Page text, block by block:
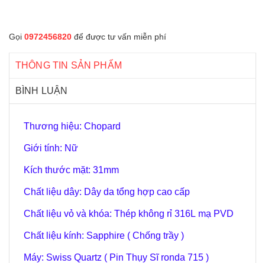
Gọi 0972456820 để được tư vấn miễn phí
THÔNG TIN SẢN PHẨM
BÌNH LUẬN
Thương hiệu: Chopard
Giới tính: Nữ
Kích thước mặt: 31mm
Chất liệu dây: Dây da tổng hợp cao cấp
Chất liệu vỏ và khóa: Thép không rỉ 316L mạ PVD
Chất liệu kính: Sapphire ( Chống trầy )
Máy: Swiss Quartz ( Pin Thụy Sĩ ronda 715 )